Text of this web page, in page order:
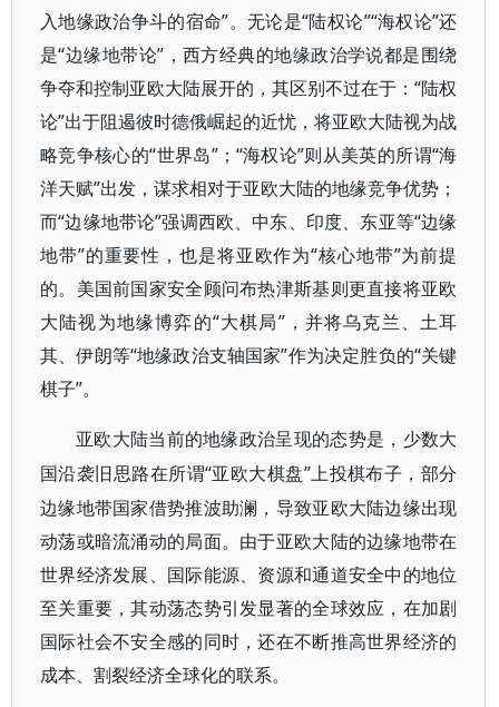
入地缘政治争斗的宿命”。无论是“陆权论”“海权论”还
是“边缘地带论”，西方经典的地缘政治学说都是围绕
争夺和控制亚欧大陆展开的，其区别不过在于：“陆权
论”出于阻遏彼时德俄崛起的近忧，将亚欧大陆视为战
略竞争核心的“世界岛”；“海权论”则从美英的所谓“海
洋天赋”出发，谋求相对于亚欧大陆的地缘竞争优势；
而“边缘地带论”强调西欧、中东、印度、东亚等“边缘
地带”的重要性，也是将亚欧作为“核心地带”为前提
的。美国前国家安全顾问布热津斯基则更直接将亚欧
大陆视为地缘博弈的“大棋局”，并将乌克兰、土耳
其、伊朗等“地缘政治支轴国家”作为决定胜负的“关键
棋子”。
亚欧大陆当前的地缘政治呈现的态势是，少数大
国沿袭旧思路在所谓“亚欧大棋盘”上投棋布子，部分
边缘地带国家借势推波助澜，导致亚欧大陆边缘出现
动荡或暗流涌动的局面。由于亚欧大陆的边缘地带在
世界经济发展、国际能源、资源和通道安全中的地位
至关重要，其动荡态势引发显著的全球效应，在加剧
国际社会不安全感的同时，还在不断推高世界经济的
成本、割裂经济全球化的联系。